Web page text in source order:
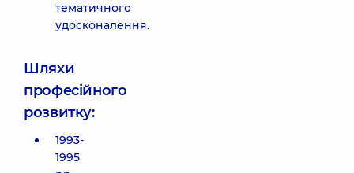
тематичного
удосконалення.
Шляхи
професійного
розвитку:
1993-
1995